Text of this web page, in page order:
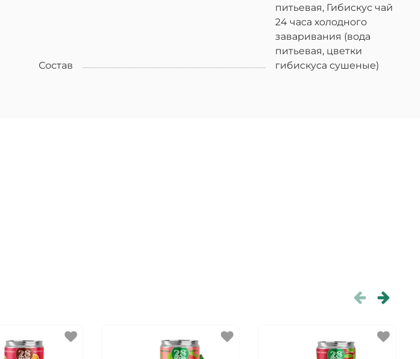
Состав
питьевая, Гибискус чай
24 часа холодного
заваривания (вода
питьевая, цветки
гибискуса сушеные)